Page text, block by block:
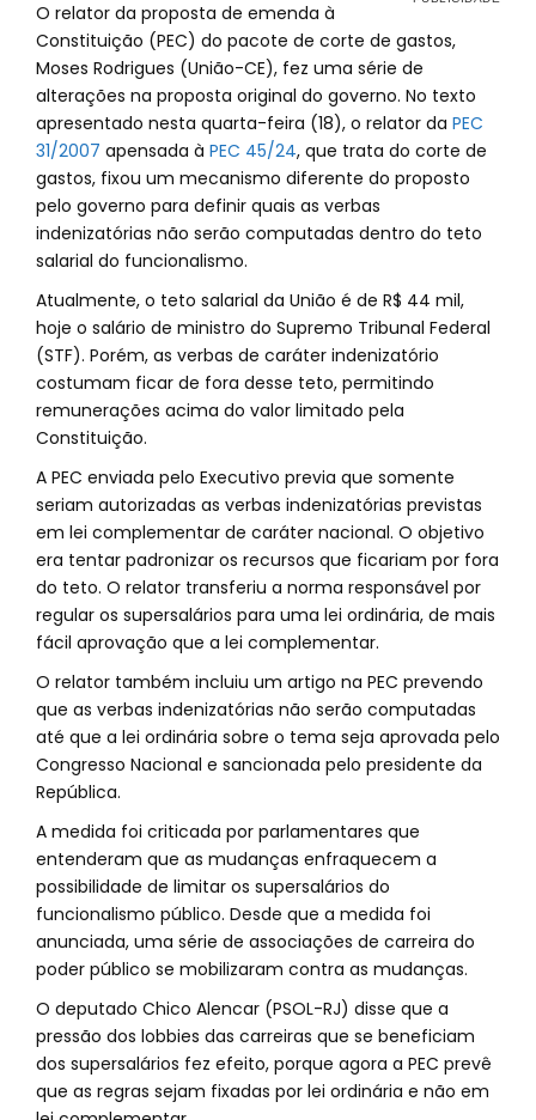
O relator da proposta de emenda à
Constituição (PEC) do pacote de corte de gastos,
Moses Rodrigues (União-CE), fez uma série de
alterações na proposta original do governo. No texto
apresentado nesta quarta-feira (18), o relator da PEC
31/2007 apensada à PEC 45/24, que trata do corte de
gastos, fixou um mecanismo diferente do proposto
pelo governo para definir quais as verbas
indenizatórias não serão computadas dentro do teto
salarial do funcionalismo.
Atualmente, o teto salarial da União é de R$ 44 mil,
hoje o salário de ministro do Supremo Tribunal Federal
(STF). Porém, as verbas de caráter indenizatório
costumam ficar de fora desse teto, permitindo
remunerações acima do valor limitado pela
Constituição.
A PEC enviada pelo Executivo previa que somente
seriam autorizadas as verbas indenizatórias previstas
em lei complementar de caráter nacional. O objetivo
era tentar padronizar os recursos que ficariam por fora
do teto. O relator transferiu a norma responsável por
regular os supersalários para uma lei ordinária, de mais
fácil aprovação que a lei complementar.
O relator também incluiu um artigo na PEC prevendo
que as verbas indenizatórias não serão computadas
até que a lei ordinária sobre o tema seja aprovada pelo
Congresso Nacional e sancionada pelo presidente da
República.
A medida foi criticada por parlamentares que
entenderam que as mudanças enfraquecem a
possibilidade de limitar os supersalários do
funcionalismo público. Desde que a medida foi
anunciada, uma série de associações de carreira do
poder público se mobilizaram contra as mudanças.
O deputado Chico Alencar (PSOL-RJ) disse que a
pressão dos lobbies das carreiras que se beneficiam
dos supersalários fez efeito, porque agora a PEC prevê
que as regras sejam fixadas por lei ordinária e não em